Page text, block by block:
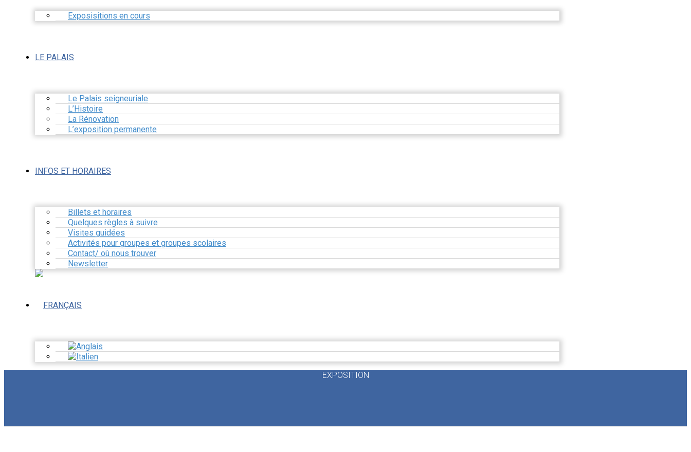
Exposisitions en cours
LE PALAIS
Le Palais seigneuriale
L’Histoire
La Rénovation
L’exposition permanente
INFOS ET HORAIRES
Billets et horaires
Quelques règles à suivre
Visites guidées
Activités pour groupes et groupes scolaires
Contact/ où nous trouver
Newsletter
EXPOSITION